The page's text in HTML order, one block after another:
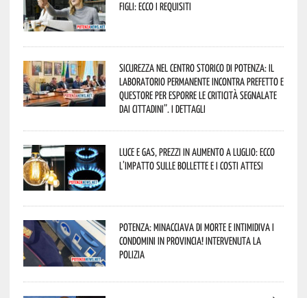
figli: ecco i requisiti
Sicurezza nel Centro Storico di Potenza: il
Laboratorio Permanente incontra Prefetto e
Questore per esporre le criticità segnalate
dai cittadini”. I dettagli
Luce e gas, prezzi in aumento a luglio: ecco
l’impatto sulle bollette e i costi attesi
Potenza: minacciava di morte e intimidiva i
condomini in provincia! Intervenuta la
Polizia